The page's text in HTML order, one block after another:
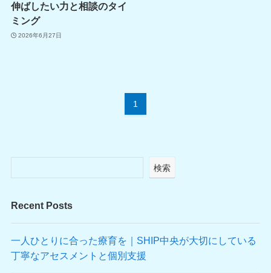
伸ばしたい力と相談のタイ
ミング
2026年6月27日
1
検索
Recent Posts
一人ひとりに合った療育を｜SHIP中央が大切にしている
丁寧なアセスメントと個別支援